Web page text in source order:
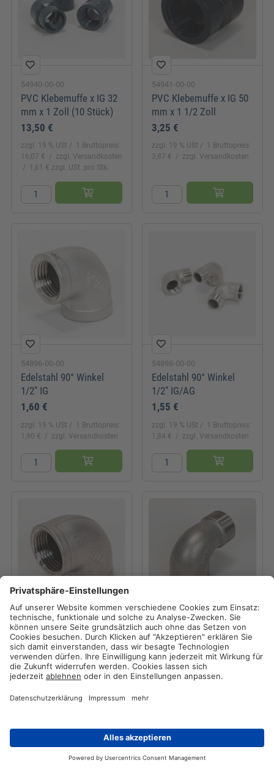
54940-00-00
PVC Klebemuffe x IG 32
mm x 1 Zoll (10 Stück)
13,50 €
zzgl. 19 % USt
1 Bruttopreis:
16,07 €
zzgl. Versandkosten
1,61 € zzgl. USt. pro Stk.
54941-00-00
PVC Klebemuffe x IG 50
mm x 1 1/2 Zoll
3,25 €
zzgl. 19 % USt
1 Bruttopreis:
3,87 €
zzgl. Versandkosten
54896-00-00
Edelstahl 90° Winkel
1/2" IG
1,60 €
zzgl. 19 % USt
1 Bruttopreis:
1,90 €
zzgl. Versandkosten
54898-00-00
Edelstahl 90° Winkel
1/2" IG/AG
1,55 €
zzgl. 19 % USt
1 Bruttopreis:
1,84 €
zzgl. Versandkosten
54899-00-00
Edelstahl 90° Winkel 1"
IG
3,80 €
zzgl. Versandkosten
54900-00-00
Edelstahl 90° Winkel
3/4" IG/AG
2,10 €